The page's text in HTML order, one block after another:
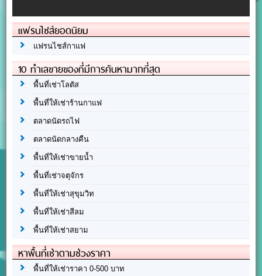
แฟรนไชส์ยอดนิยม
แฟรนไชส์กาแฟ
10 ทำเลขายของที่มีการค้นหามากที่สุด
พื้นที่เช่าโลตัส
พื้นที่ให้เช่าร้านกาแฟ
ตลาดนัดรถไฟ
ตลาดนัดกลางคืน
พื้นที่ให้เช่าขายน้ำ
พื้นที่เช่าจตุจักร
พื้นที่ให้เช่าสุขุมวิท
พื้นที่ให้เช่าสีลม
พื้นที่ให้เช่าสยาม
หาพื้นที่เช่าตามช่วงราคา
พื้นที่ให้เช่าราคา 0-500 บาท